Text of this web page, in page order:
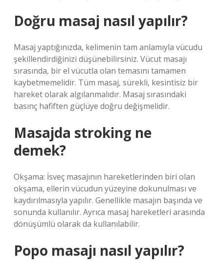
Doğru masaj nasıl yapılır?
Masaj yaptığınızda, kelimenin tam anlamıyla vücudu
şekillendirdiğinizi düşünebilirsiniz. Vücut masajı
sırasında, bir el vücutla olan temasını tamamen
kaybetmemelidir. Tüm masaj, sürekli, kesintisiz bir
hareket olarak algılanmalıdır. Masaj sırasındaki
basınç hafiften güçlüye doğru değişmelidir.
Masajda stroking ne
demek?
Okşama: İsveç masajının hareketlerinden biri olan
okşama, ellerin vücudun yüzeyine dokunulması ve
kaydırılmasıyla yapılır. Genellikle masajın başında ve
sonunda kullanılır. Ayrıca masaj hareketleri arasında
dönüşümlü olarak da kullanılabilir.
Popo masajı nasıl yapılır?